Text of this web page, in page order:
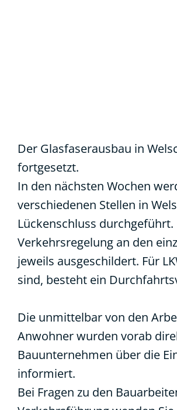
Der Glasfaserausbau in
fortgesetzt.
In den nächsten Wochen
verschiedenen Stellen in
Lückenschluss
Verkehrsregelung an den
jeweils ausgeschildert. Für
sind, besteht ein
Die unmittelbar von den
Anwohner wurden vorab
Bauunternehmen über die
informiert.
Bei Fragen zu den